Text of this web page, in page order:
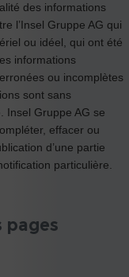
des informations
l’Insel Gruppe AG qui
ou idéel, qui ont été
informations
ou incomplètes
sont sans
Insel Gruppe AG se
effacer ou
d’une partie
particulière.
pages